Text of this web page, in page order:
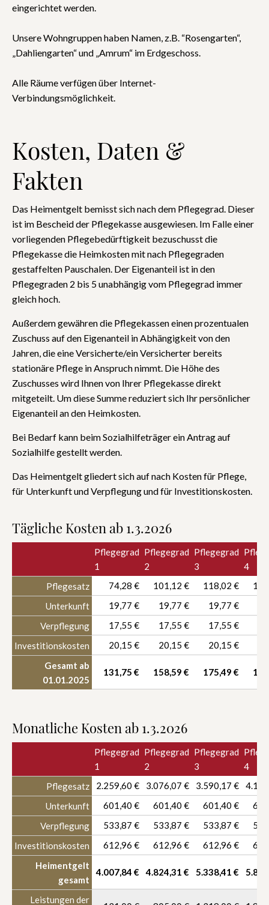
eingerichtet werden.
Unsere Wohngruppen haben Namen, z.B. “Rosengarten“,
„Dahliengarten“ und „Amrum“ im Erdgeschoss.
Alle Räume verfügen über Internet-
Verbindungsmöglichkeit.
Kosten, Daten &
Fakten
Das Heimentgelt bemisst sich nach dem Pflegegrad. Dieser
ist im Bescheid der Pflegekasse ausgewiesen. Im Falle einer
vorliegenden Pflegebedürftigkeit bezuschusst die
Pflegekasse die Heimkosten mit nach Pflegegraden
gestaffelten Pauschalen. Der Eigenanteil ist in den
Pflegegraden 2 bis 5 unabhängig vom Pflegegrad immer
gleich hoch.
Außerdem gewähren die Pflegekassen einen prozentualen
Zuschuss auf den Eigenanteil in Abhängigkeit von den
Jahren, die eine Versicherte/ein Versicherter bereits
stationäre Pflege in Anspruch nimmt. Die Höhe des
Zuschusses wird Ihnen von Ihrer Pflegekasse direkt
mitgeteilt. Um diese Summe reduziert sich Ihr persönlicher
Eigenanteil an den Heimkosten.
Bei Bedarf kann beim Sozialhilfeträger ein Antrag auf
Sozialhilfe gestellt werden.
Das Heimentgelt gliedert sich auf nach Kosten für Pflege,
für Unterkunft und Verpflegung und für Investitionskosten.
Tägliche Kosten ab 1.3.2026
Pflegegrad
1
Pflegegrad
2
Pflegegrad
3
4
Pflegesatz
74,28 € 101,12 € 118,02 €
Unterkunft
19,77 € 19,77 € 19,77 €
Verpflegung
17,55 € 17,55 € 17,55 €
Investitionskosten
20,15 € 20,15 € 20,15 €
Gesamt ab
01.01.2025
131,75 € 158,59 € 175,49 €
Monatliche Kosten ab 1.3.2026
Pflegegrad
1
Pflegegrad
2
Pflegegrad
3
4
Pflegesatz
2.259,60 € 3.076,07 € 3.590,17 €
Unterkunft
601,40 € 601,40 € 601,40 €
Verpflegung
533,87 € 533,87 € 533,87 €
Investitionskosten
612,96 € 612,96 € 612,96 €
Heimentgelt
gesamt
4.007,84 € 4.824,31 € 5.338,41 €
Leistungen der